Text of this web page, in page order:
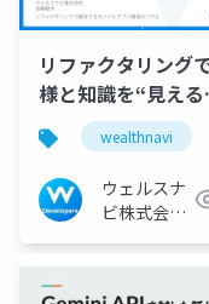
リファクタリング
様と知識を“見える
化”するwealthnavi
ウェルスナ
ビ株式会社